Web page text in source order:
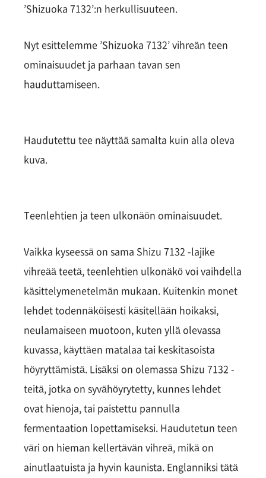
’Shizuoka 7132’:n herkullisuuteen.
Nyt esittelemme ’Shizuoka 7132’ vihreän teen
ominaisuudet ja parhaan tavan sen
hauduttamiseen.
Haudutettu tee näyttää samalta kuin alla oleva
kuva.
Teenlehtien ja teen ulkonäön ominaisuudet.
Vaikka kyseessä on sama Shizu 7132 -lajike
vihreää teetä, teenlehtien ulkonäkö voi vaihdella
käsittelymenetelmän mukaan. Kuitenkin monet
lehdet todennäköisesti käsitellään hoikaksi,
neulamaiseen muotoon, kuten yllä olevassa
kuvassa, käyttäen matalaa tai keskitasoista
höyryttämistä. Lisäksi on olemassa Shizu 7132 -
teitä, jotka on syvähöyrytetty, kunnes lehdet
ovat hienoja, tai paistettu pannulla
fermentaation lopettamiseksi. Haudutetun teen
väri on hieman kellertävän vihreä, mikä on
ainutlaatuista ja hyvin kaunista. Englanniksi tätä